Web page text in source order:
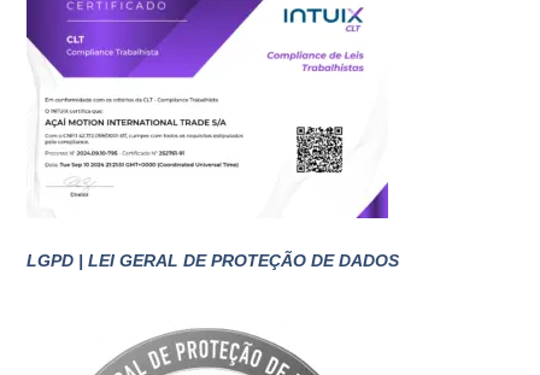
LGPD | LEI GERAL DE PROTEÇÃO DE DADOS